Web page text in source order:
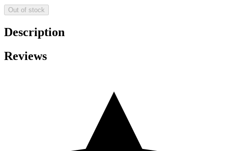
Out of stock
Description
Reviews